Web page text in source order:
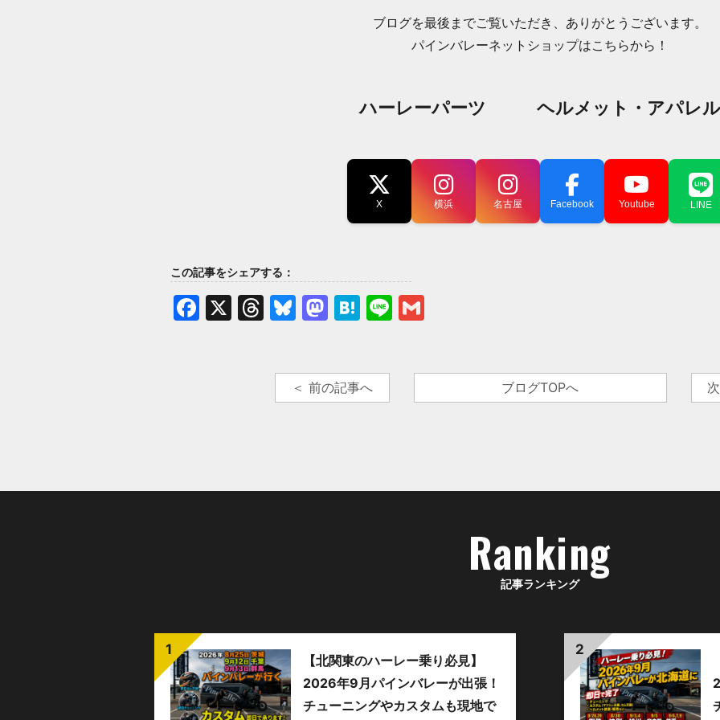
ブログを最後までご覧いただき、ありがとうございます。
パインバレーネットショップはこちらから！
ハーレーパーツ ヘルメット・アパレル
X 横浜 名古屋 Facebook Youtube LINE
この記事をシェアする：
Facebook
X Threads
Bluesky
Mastodon
Hatena
Line
＜ 前の記事へ ブログTOPへ
Ranking
記事ランキング
【北関東のハーレー乗り必見】
2026年9月パインバレーが出張！
チューニングやカスタムも現地で